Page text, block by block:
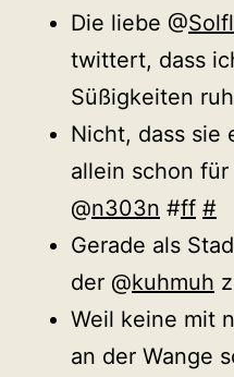
Die liebe @
twittert, dass
Süßigkeiten
Nicht, dass sie
allein schon
@n303n #ff #
Gerade als
der @kuhmuh
Weil keine mit
an der Wange